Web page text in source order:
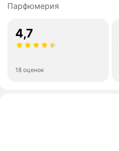
Парфюмерия
4,7
18 оценок